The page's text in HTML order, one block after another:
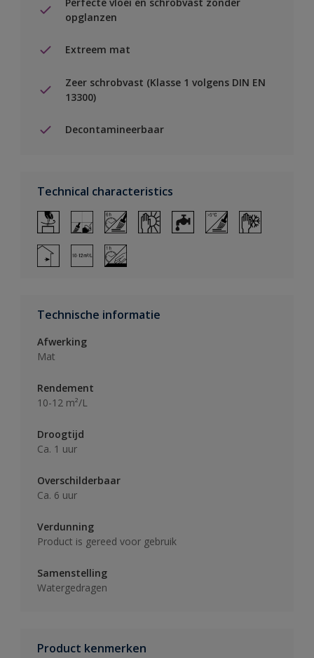
opglanzen
Extreem mat
Zeer schrobvast (Klasse 1 volgens DIN EN
13300)
Decontamineerbaar
Technical characteristics
Technische informatie
Afwerking
Mat
Rendement
10-12 m²/L
Droogtijd
Ca. 1 uur
Overschilderbaar
Ca. 6 uur
Verdunning
Product is gereed voor gebruik
Samenstelling
Watergedragen
Product kenmerken